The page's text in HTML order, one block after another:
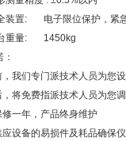
装置: 电子限位保护，紧
重量: 1450kg
，我们专门派技术人员为您
，将免费指派技术人员为您
修一年，产品终身维护
应设备的易损件及耗品确保